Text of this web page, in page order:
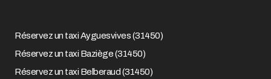
Réservez un taxi Ayguesvives (31450)
Réservez un taxi Baziège (31450)
Réservez un taxi Belberaud (31450)